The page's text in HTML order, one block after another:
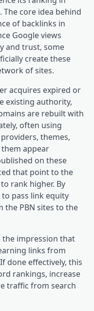
The core idea behind
of backlinks in
Google views
and trust, some
create these
of sites.
acquires expired or
existing authority,
are rebuilt with
often using
themes,
appear
on these
that point to the
rank higher. By
pass link equity
the PBN sites to the
the impression that
links from
done effectively, this
rankings, increase
traffic from search